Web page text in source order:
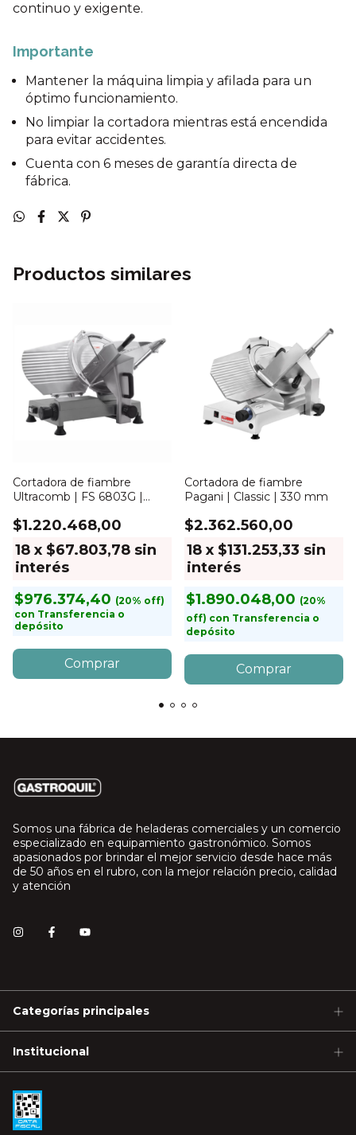
continuo y exigente.
Importante
Mantener la máquina limpia y afilada para un
óptimo funcionamiento.
No limpiar la cortadora mientras está encendida
para evitar accidentes.
Cuenta con 6 meses de garantía directa de
fábrica.
Productos similares
Cortadora de fiambre
Ultracomb | FS 6803G |
$1.220.468,00
18 x $67.803,78 sin
interés
$976.374,40
con Transferencia o
depósito
Cortadora de fiambre
Pagani | Classic | 330 mm
$2.362.560,00
18 x $131.253,33 sin
interés
$1.890.048,00
con Transferencia o
depósito
Somos una fábrica de heladeras comerciales y un comercio
especializado en equipamiento gastronómico. Somos
apasionados por brindar el mejor servicio desde hace más
de 50 años en el rubro, con la mejor relación precio, calidad
y atención
Categorías principales
Institucional